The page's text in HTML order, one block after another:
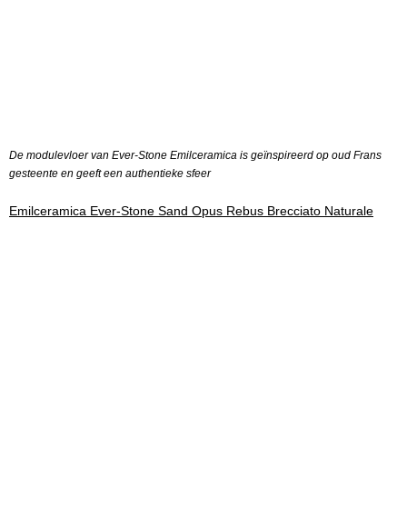
De modulevloer van Ever-Stone Emilceramica is geïnspireerd op oud Frans
gesteente en geeft een authentieke sfeer
Emilceramica Ever-Stone Sand Opus Rebus Brecciato Naturale